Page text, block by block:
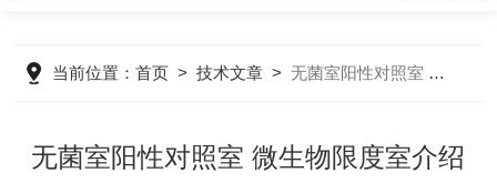
当前位置：首页 >技术文章 >无菌室阳性对照室 微生物限度室介绍
无菌室阳性对照室 微生物限度室介绍